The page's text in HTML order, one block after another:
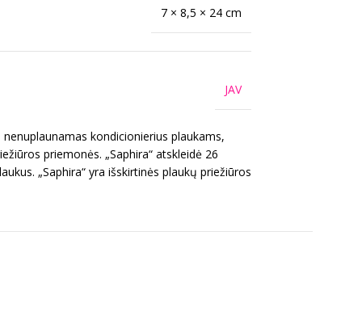
7 × 8,5 × 24 cm
JAV
kondicionierius plaukams,
priemonės. „Saphira“ atskleidė 26
„Saphira“ yra išskirtinės plaukų priežiūros